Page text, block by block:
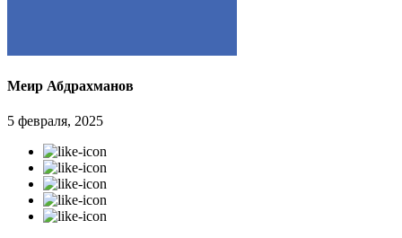
Меир Абдрахманов
5 февраля, 2025